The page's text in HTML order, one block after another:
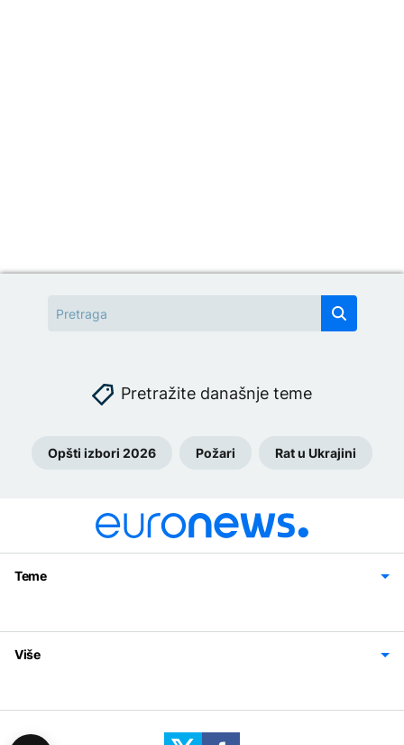
Pretražite današnje teme
Opšti izbori 2026 Požari Rat u Ukrajini
Teme
Svijet
Sport
Magazin
Više
Politika privatnosti
Uslovi korišćenja